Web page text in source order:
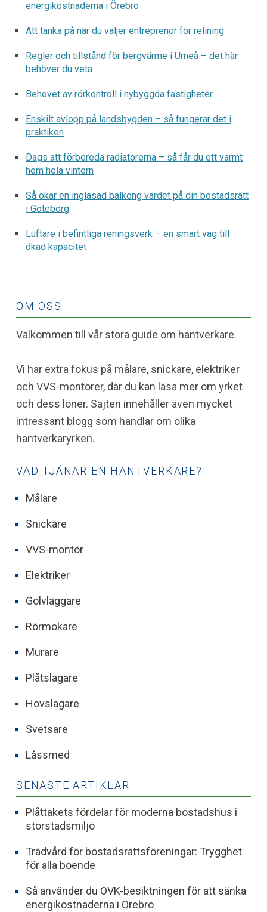
energikostnaderna i Örebro
Att tänka på när du väljer entreprenör för relining
Regler och tillstånd för bergvärme i Umeå – det här
behöver du veta
Behovet av rörkontroll i nybyggda fastigheter
Enskilt avlopp på landsbygden – så fungerar det i
praktiken
Dags att förbereda radiatorerna – så får du ett varmt
hem hela vintern
Så ökar en inglasad balkong värdet på din bostadsrätt
i Göteborg
Luftare i befintliga reningsverk – en smart väg till
ökad kapacitet
OM OSS
Välkommen till vår stora guide om hantverkare.
Vi har extra fokus på målare, snickare, elektriker
och VVS-montörer, där du kan läsa mer om yrket
och dess löner. Sajten innehåller även mycket
intressant blogg som handlar om olika
hantverkaryrken.
VAD TJÄNAR EN HANTVERKARE?
Målare
Snickare
VVS-montör
Elektriker
Golvläggare
Rörmokare
Murare
Plåtslagare
Hovslagare
Svetsare
Låssmed
SENASTE ARTIKLAR
Plåttakets fördelar för moderna bostadshus i
storstadsmiljö
Trädvård för bostadsrättsföreningar: Trygghet
för alla boende
Så använder du OVK-besiktningen för att sänka
energikostnaderna i Örebro